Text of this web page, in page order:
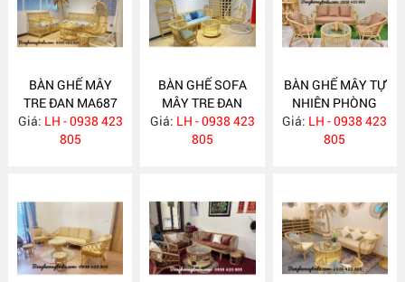
BÀN GHẾ MÂY
TRE ĐAN MA687
Giá: LH - 0938 423
805
BÀN GHẾ SOFA
MÂY TRE ĐAN
MA686
Giá: LH - 0938 423
805
BÀN GHẾ MÂY TỰ
NHIÊN PHÒNG
KHÁCH MA685
Giá: LH - 0938 423
805